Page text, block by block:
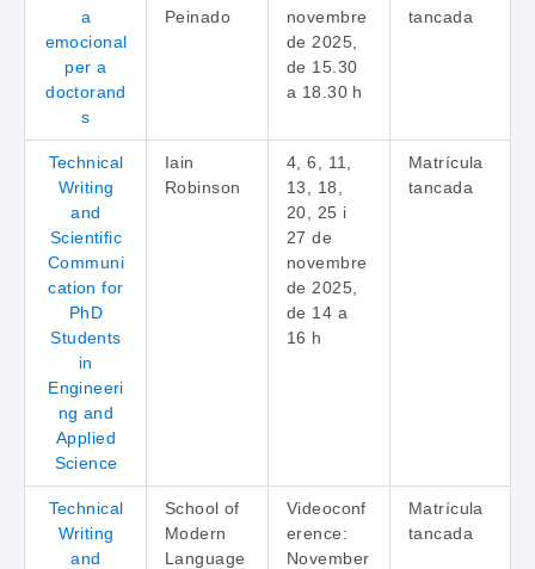
a
emocional
per a
doctorand
s
Peinado
novembre
de 2025,
de 15.30
a 18.30 h
tancada
Technical
Writing
and
Scientific
Communi
cation for
PhD
Students
in
Engineeri
ng and
Applied
Science
Iain
Robinson
4, 6, 11,
13, 18,
20, 25 i
27 de
novembre
de 2025,
de 14 a
16 h
Matrícula
tancada
Technical
Writing
and
School of
Modern
Language
Videoconf
erence:
November
Matrícula
tancada